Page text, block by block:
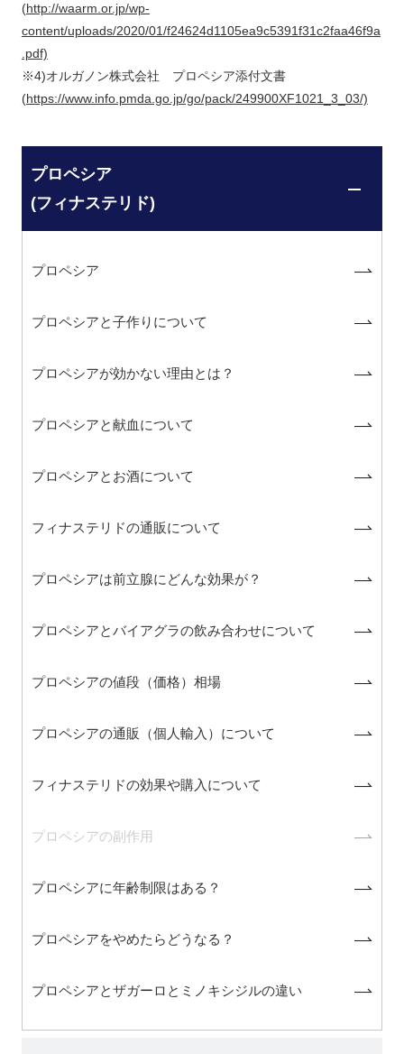
(http://waarm.or.jp/wp-
content/uploads/2020/01/f24624d1105ea9c5391f31c2faa46f9a
.pdf)
※4)オルガノン株式会社 プロペシア添付文書
(https://www.info.pmda.go.jp/go/pack/249900XF1021_3_03/)
プロペシア
(フィナステリド)
プロペシア
プロペシアと子作りについて
プロペシアが効かない理由とは？
プロペシアと献血について
プロペシアとお酒について
フィナステリドの通販について
プロペシアは前立腺にどんな効果が？
プロペシアとバイアグラの飲み合わせについて
プロペシアの値段（価格）相場
プロペシアの通販（個人輸入）について
フィナステリドの効果や購入について
プロペシアの副作用
プロペシアに年齢制限はある？
プロペシアをやめたらどうなる？
プロペシアとザガーロとミノキシジルの違い